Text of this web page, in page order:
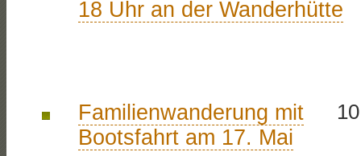
18 Uhr an der Wanderhütte
Familienwanderung mit
Bootsfahrt am 17. Mai